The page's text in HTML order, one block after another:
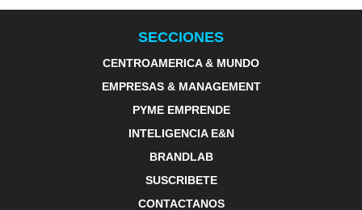
SECCIONES
CENTROAMERICA & MUNDO
EMPRESAS & MANAGEMENT
PYME EMPRENDE
INTELIGENCIA E&N
BRANDLAB
SUSCRIBETE
CONTACTANOS